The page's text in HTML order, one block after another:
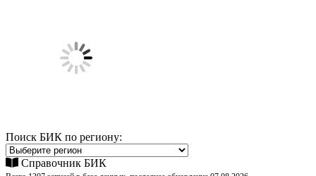
Поиск БИК по региону:
Справочник БИК